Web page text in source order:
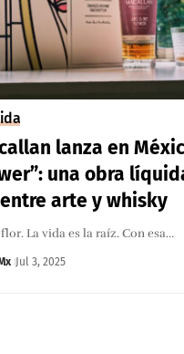
lanza en
una obra
arte y whisky
La vida es la raíz. Con esa…
Jul 3, 2025